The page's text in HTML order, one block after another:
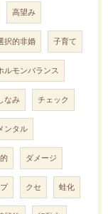
高望み
択的非婚 子育て
ルモンバランス
なみ チェック
ンタル
ダメージ
クセ 蛙化